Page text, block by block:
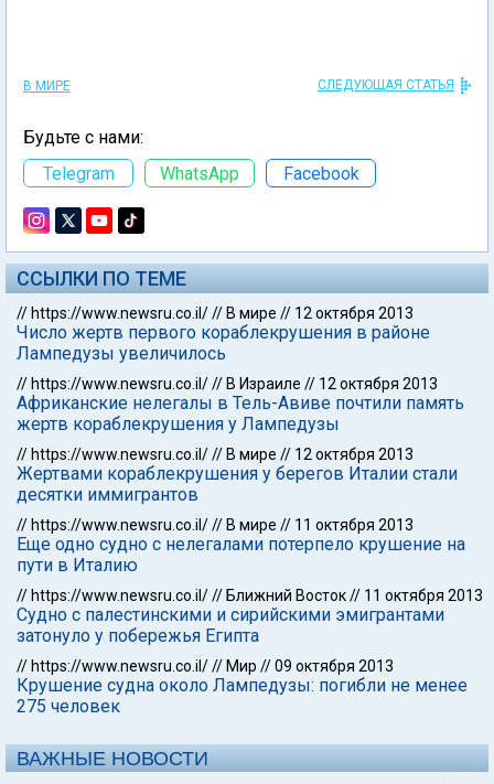
В МИРЕ СЛЕДУЮЩАЯ СТАТЬЯ
Будьте с нами:
Telegram
WhatsApp Facebook
ССЫЛКИ ПО ТЕМЕ
// https://www.newsru.co.il/// В мире // 12 октября 2013
Число жертв первого кораблекрушения в районе
Лампедузы увеличилось
// https://www.newsru.co.il/// В Израиле // 12 октября 2013
Африканские нелегалы в Тель-Авиве почтили память
жертв кораблекрушения у Лампедузы
// https://www.newsru.co.il/// В мире // 12 октября 2013
Жертвами кораблекрушения у берегов Италии стали
десятки иммигрантов
// https://www.newsru.co.il/// В мире // 11 октября 2013
Еще одно судно с нелегалами потерпело крушение на
пути в Италию
// https://www.newsru.co.il/// Ближний Восток// 11 октября 2013
Судно с палестинскими и сирийскими эмигрантами
затонуло у побережья Египта
// https://www.newsru.co.il/// Мир //09 октября 2013
Крушение судна около Лампедузы: погибли не менее
275 человек
ВАЖНЫЕ НОВОСТИ